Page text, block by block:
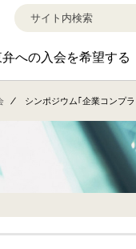
サブメニューを開閉
弁への入会を希望する
東弁への入
シンポジウム｢企業コンプ